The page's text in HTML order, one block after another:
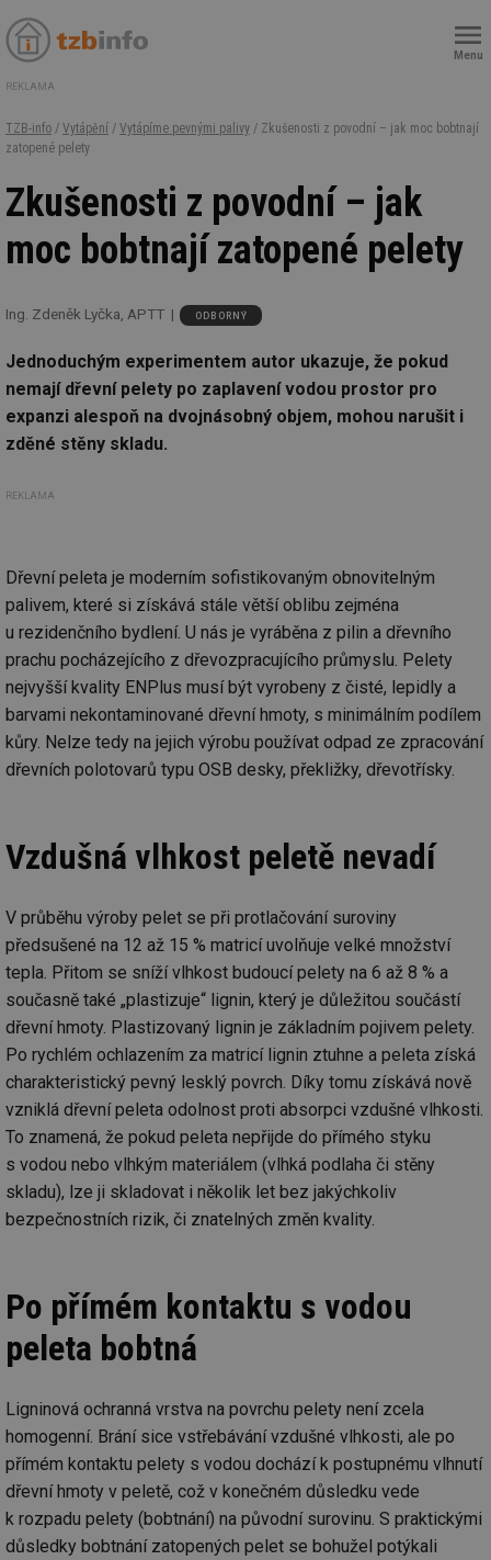
Menu
REKLAMA
TZB-info / Vytápění / Vytápíme pevnými palivy / Zkušenosti z povodní – jak moc bobtnají
zatopené pelety
Zkušenosti z povodní – jak
moc bobtnají zatopené pelety
Ing. Zdeněk Lyčka, APTT ODBORNÝ
Jednoduchým experimentem autor ukazuje, že pokud
nemají dřevní pelety po zaplavení vodou prostor pro
expanzi alespoň na dvojnásobný objem, mohou narušit i
zděné stěny skladu.
REKLAMA
Dřevní peleta je moderním sofistikovaným obnovitelným
palivem, které si získává stále větší oblibu zejména
u rezidenčního bydlení. U nás je vyráběna z pilin a dřevního
prachu pocházejícího z dřevozpracujícího průmyslu. Pelety
nejvyšší kvality ENPlus musí být vyrobeny z čisté, lepidly a
barvami nekontaminované dřevní hmoty, s minimálním podílem
kůry. Nelze tedy na jejich výrobu používat odpad ze zpracování
dřevních polotovarů typu OSB desky, překližky, dřevotřísky.
Vzdušná vlhkost peletě nevadí
V průběhu výroby pelet se při protlačování suroviny
předsušené na 12 až 15 % matricí uvolňuje velké množství
tepla. Přitom se sníží vlhkost budoucí pelety na 6 až 8 % a
současně také „plastizuje“ lignin, který je důležitou součástí
dřevní hmoty. Plastizovaný lignin je základním pojivem pelety.
Po rychlém ochlazením za matricí lignin ztuhne a peleta získá
charakteristický pevný lesklý povrch. Díky tomu získává nově
vzniklá dřevní peleta odolnost proti absorpci vzdušné vlhkosti.
To znamená, že pokud peleta nepřijde do přímého styku
s vodou nebo vlhkým materiálem (vlhká podlaha či stěny
skladu), lze ji skladovat i několik let bez jakýchkoliv
bezpečnostních rizik, či znatelných změn kvality.
Po přímém kontaktu s vodou
peleta bobtná
Ligninová ochranná vrstva na povrchu pelety není zcela
homogenní. Brání sice vstřebávání vzdušné vlhkosti, ale po
přímém kontaktu pelety s vodou dochází k postupnému vlhnutí
dřevní hmoty v peletě, což v konečném důsledku vede
k rozpadu pelety (bobtnání) na původní surovinu. S praktickými
důsledky bobtnání zatopených pelet se bohužel potýkali